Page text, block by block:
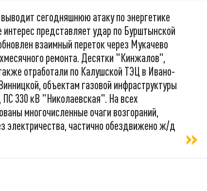
сегодняшнюю атаку по энергетике
представляет удар по Бурштынской
взаимный переток через Мукачево
ремонта. Десятки "Кинжалов",
отработали по Калушской ТЭЦ в Ивано-
объектам газовой инфраструктуры
330 кВ "Николаевская". На всех
многочисленные очаги возгораний,
электричества, частично обездвижено ж/д